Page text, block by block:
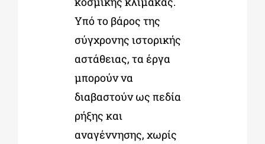
Υπό το βάρος της
σύγχρονης ιστορικής
αστάθειας, τα έργα
μπορούν να
διαβαστούν ως πεδία
ρήξης και
αναγέννησης, χωρίς